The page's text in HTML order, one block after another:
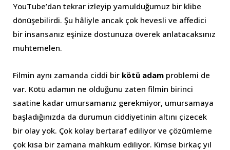
YouTube’dan tekrar izleyip yamulduğumuz bir klibe
dönüşebilirdi. Şu hâliyle ancak çok hevesli ve affedici
bir insansanız eşinize dostunuza överek anlatacaksınız
muhtemelen.
Filmin aynı zamanda ciddi bir kötü adam problemi de
var. Kötü adamın ne olduğunu zaten filmin birinci
saatine kadar umursamanız gerekmiyor, umursamaya
başladığınızda da durumun ciddiyetinin altını çizecek
bir olay yok. Çok kolay bertaraf ediliyor ve çözümleme
çok kısa bir zamana mahkum ediliyor. Kimse birkaç yıl